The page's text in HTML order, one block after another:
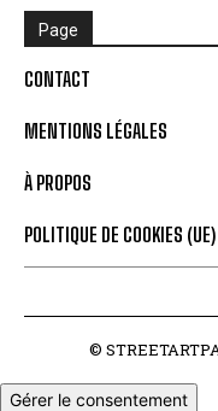
Page
CONTACT
MENTIONS LÉGALES
À PROPOS
POLITIQUE DE COOKIES (UE)
©
Gérer le consentement